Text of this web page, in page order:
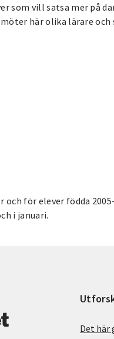
som vill satsa mer på
här olika lärare
och för elever födda
i januari.
Det här